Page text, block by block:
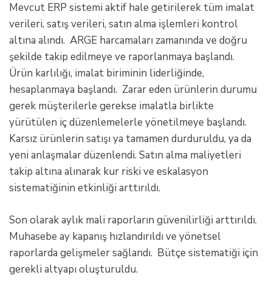
Mevcut ERP sistemi aktif hale getirilerek tüm imalat
verileri, satış verileri, satın alma işlemleri kontrol
altına alındı. ARGE harcamaları zamanında ve doğru
şekilde takip edilmeye ve raporlanmaya başlandı.
Ürün karlılığı, imalat biriminin liderliğinde,
hesaplanmaya başlandı. Zarar eden ürünlerin durumu
gerek müşterilerle gerekse imalatla birlikte
yürütülen iç düzenlemelerle yönetilmeye başlandı.
Karsız ürünlerin satışı ya tamamen durduruldu, ya da
yeni anlaşmalar düzenlendi. Satın alma maliyetleri
takip altına alınarak kur riski ve eskalasyon
sistematiğinin etkinliği arttırıldı.
Son olarak aylık mali raporların güvenilirliği arttırıldı.
Muhasebe ay kapanış hızlandırıldı ve yönetsel
raporlarda gelişmeler sağlandı. Bütçe sistematiği için
gerekli altyapı oluşturuldu.